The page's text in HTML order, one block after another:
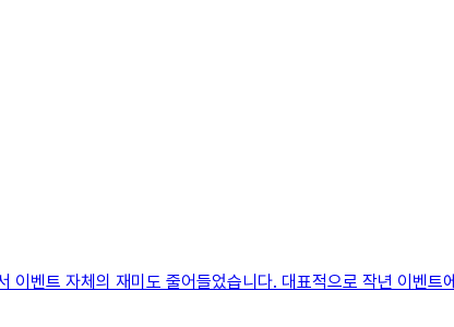
벤트 자체의 재미도 줄어들었습니다. 대표적으로 작년 이벤트